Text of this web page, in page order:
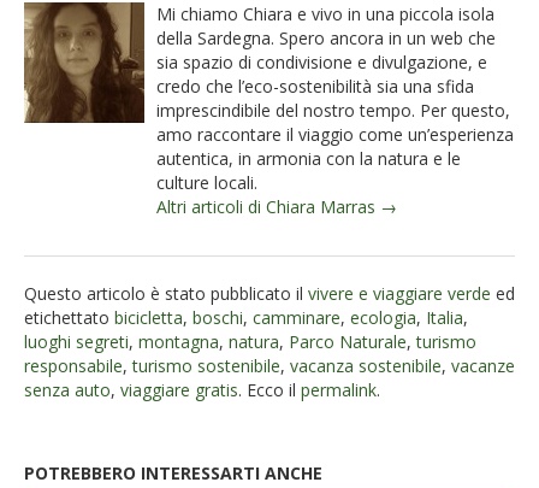
Mi chiamo Chiara e vivo in una piccola isola
della Sardegna. Spero ancora in un web che
sia spazio di condivisione e divulgazione, e
credo che l’eco-sostenibilità sia una sfida
imprescindibile del nostro tempo. Per questo,
amo raccontare il viaggio come un’esperienza
autentica, in armonia con la natura e le
culture locali.
Altri articoli di Chiara Marras →
Questo articolo è stato pubblicato il vivere e viaggiare verde ed
etichettato bicicletta, boschi, camminare, ecologia, Italia,
luoghi segreti, montagna, natura, Parco Naturale,turismo
responsabile,turismo sostenibile, vacanza sostenibile, vacanze
senza auto, viaggiare gratis. Ecco il permalink.
POTREBBERO INTERESSARTI ANCHE